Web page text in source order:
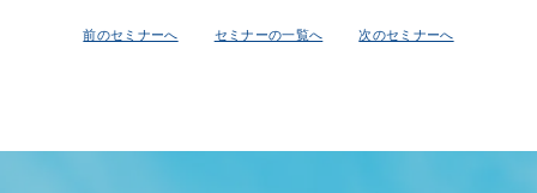
前のセミナーへ セミナーの一覧へ 次のセミナーへ